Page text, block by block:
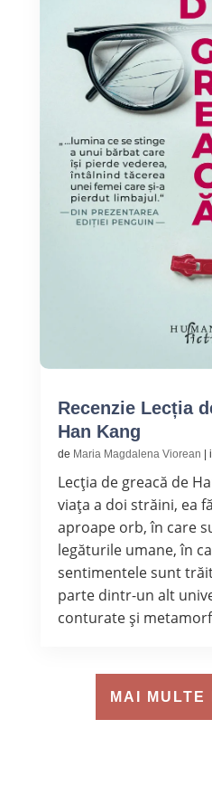
Recenzie Lecția
Han Kang
de Maria Magdalena Viorean |
Lecția de greacă de
viața a doi străini, ea
aproape orb, în care
legăturile umane, în
sentimentele sunt
parte dintr-un alt
conturate și
MAI MULTE